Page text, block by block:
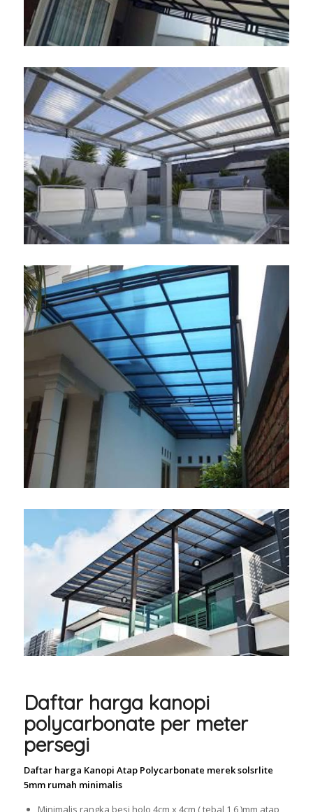
Daftar harga kanopi
polycarbonate per meter
persegi
Daftar harga Kanopi Atap Polycarbonate merek solsrlite
5mm rumah minimalis
Minimalis rangka besi holo 4cm x 4cm ( tebal 1,6 )mm atap